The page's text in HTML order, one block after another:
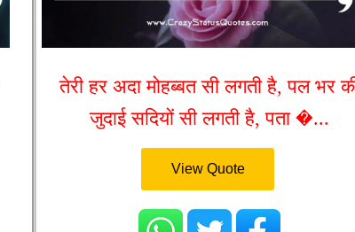
तेरी हर अदा मोहब्बत सी लगती है, पल भर
जुदाई सदियों सी लगती है, पता �...
View Quote